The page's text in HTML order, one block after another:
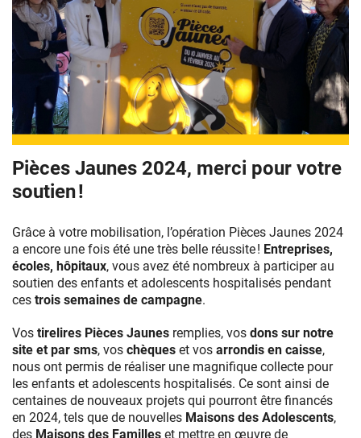
Pièces Jaunes 2024, merci pour votre
soutien !
Grâce à votre mobilisation, l’opération Pièces Jaunes 2024
a encore une fois été une très belle réussite ! Entreprises,
écoles, hôpitaux, vous avez été nombreux à participer au
soutien des enfants et adolescents hospitalisés pendant
ces trois semaines de campagne.
Vos tirelires Pièces Jaunes remplies, vos dons sur notre
site et par sms, vos chèques et vos arrondis en caisse,
nous ont permis de réaliser une magnifique collecte pour
les enfants et adolescents hospitalisés. Ce sont ainsi de
centaines de nouveaux projets qui pourront être financés
en 2024, tels que de nouvelles Maisons des Adolescents,
des Maisons des Familles et mettre en œuvre de